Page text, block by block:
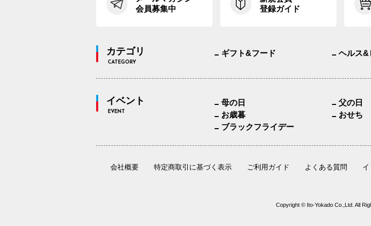
会員募集中
登録ガイド
カテゴリ
CATEGORY
ギフト&フード ヘルス&
イベント
EVENT
母の日 父の日
お歳暮
おせち
ブラックフライデー
会社概要 特定商取引に基づく表示 ご利用ガイド よくある質問
Copyright © Ito-Yokado Co.,Ltd. All